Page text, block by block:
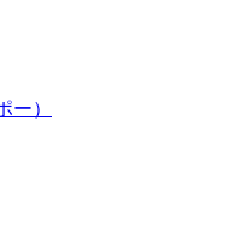
ー）